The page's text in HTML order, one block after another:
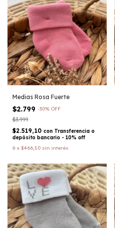
Medias Rosa Fuerte
$2.799 -30% OFF
$3.999
$2.519,10 con Transferencia o
depósito bancario - 10% off
6 x $466,50 sin interés